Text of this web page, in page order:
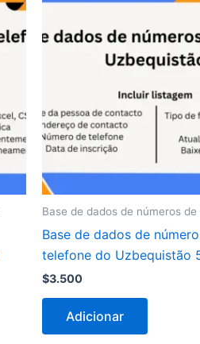
Base de dados de números
Base de dados de
telefone do Uzbequistão
$3.500
Adicionar